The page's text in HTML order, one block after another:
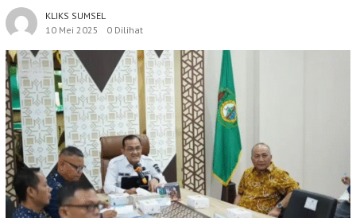
KLIKS SUMSEL
10 Mei 2025
0 Dilihat